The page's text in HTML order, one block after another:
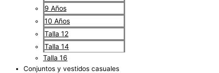
9 Años
10 Años
Talla 12
Talla 14
Talla 16
Conjuntos y vestidos casuales